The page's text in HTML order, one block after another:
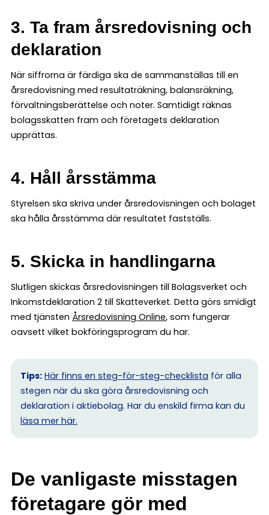
3. Ta fram årsredovisning och
deklaration
När siffrorna är färdiga ska de sammanställas till en
årsredovisning med resultaträkning, balansräkning,
förvaltningsberättelse och noter. Samtidigt räknas
bolagsskatten fram och företagets deklaration
upprättas.
4. Håll årsstämma
Styrelsen ska skriva under årsredovisningen och bolaget
ska hålla årsstämma där resultatet fastställs.
5. Skicka in handlingarna
Slutligen skickas årsredovisningen till Bolagsverket och
Inkomstdeklaration 2 till Skatteverket. Detta görs smidigt
med tjänsten Årsredovisning Online, som fungerar
oavsett vilket bokföringsprogram du har.
Tips: Här finns en steg-för-steg-checklista för alla
stegen när du ska göra årsredovisning och
deklaration i aktiebolag. Har du enskild firma kan du
läsa mer här.
De vanligaste misstagen
företagare gör med